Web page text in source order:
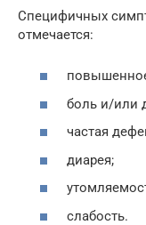
Специфичных
отмечается:
боль и/или
частая
диарея;
слабость.